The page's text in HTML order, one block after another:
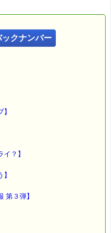
母） でございます。
VOL.052号
です。
い」
ませんか！！
クナンバー
？】
第３弾】